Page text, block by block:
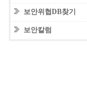
보안위협DB찾기
보안칼럼